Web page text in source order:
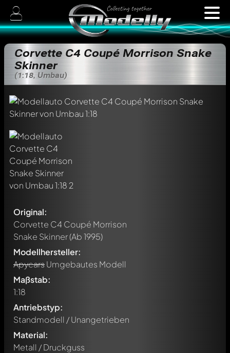
Corvette C4 Coupé Morrison Snake
Skinner
(1:18, Umbau)
Original:
Corvette C4 Coupé Morrison
Snake Skinner(Ab 1995)
Modellhersteller:
ApycarsUmgebautes Modell
Maßstab:
1:18
Antriebstyp:
Standmodell / Unangetrieben
Material:
Metall / Druckguss